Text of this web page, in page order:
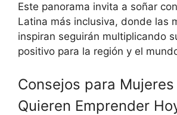
Este panorama invita a soñar
Latina más inclusiva, donde las
inspiran seguirán multiplicando
positivo para la región y el
Consejos para
Quieren Emprender